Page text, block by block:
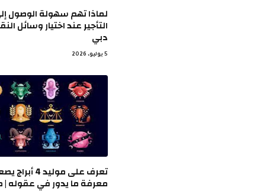
لماذا تهم سهولة الوصول
التأجير عند اختيار وسائل
دبي
5 يوليو، 2026
تعرف على موليد 4
معرفة ما يدور في عقوله |